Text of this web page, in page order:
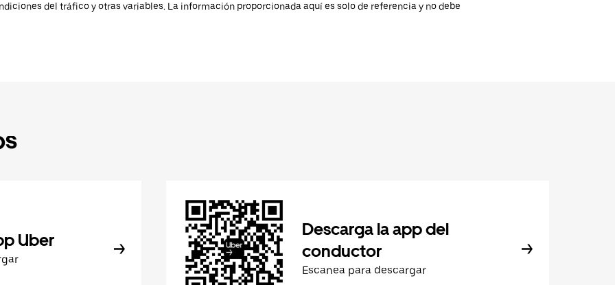
del tráfico y otras variables. La información proporcionada aquí es solo de referencia y no debe
Uber
Descarga la app del
conductor
Escanea para descargar